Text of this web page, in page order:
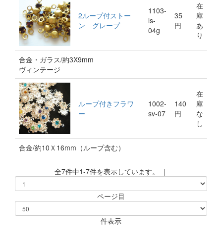
2ループ付ストー
ン グレープ
1103-
ls-
04g
35
円
在
庫
あ
り
合金・ガラス/約3X9mm
ヴィンテージ
ループ付きフラワ
ー
1002-
sv-07
140
円
在
庫
な
し
合金/約10Ｘ16mm（ループ含む）
全7件中1-7件を表示しています。 ｜
ページ目
件表示